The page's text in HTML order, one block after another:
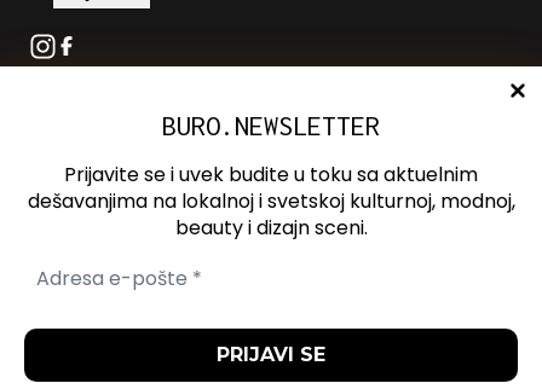
Instagram
Facebook
Oglašavanje
Kontakt
Spotify
BURO.NEWSLETTER
Prijavite se i uvek budite u toku sa aktuelnim
dešavanjima na lokalnoj i svetskoj kulturnoj, modnoj,
beauty i dizajn sceni.